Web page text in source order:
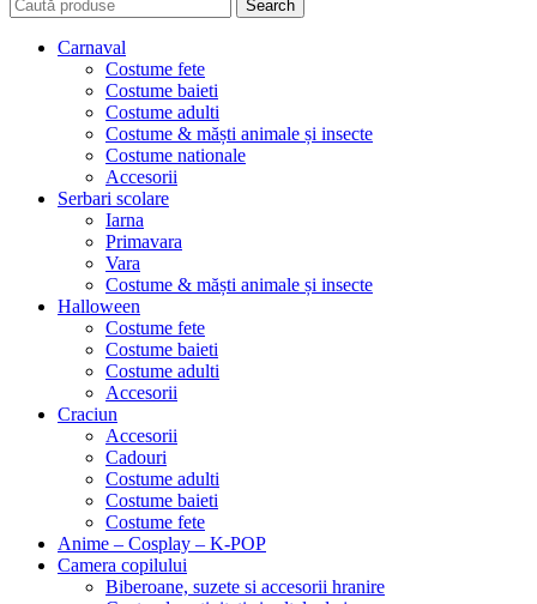
Search
Carnaval
Costume fete
Costume baieti
Costume adulti
Costume & măști animale și insecte
Costume nationale
Accesorii
Serbari scolare
Iarna
Primavara
Vara
Costume & măști animale și insecte
Halloween
Costume fete
Costume baieti
Costume adulti
Accesorii
Craciun
Accesorii
Cadouri
Costume adulti
Costume baieti
Costume fete
Anime – Cosplay – K‑POP
Camera copilului
Biberoane, suzete si accesorii hranire